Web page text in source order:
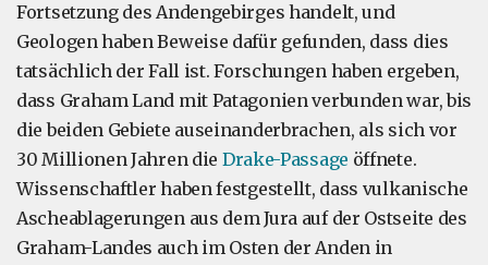
Fortsetzung des Andengebirges handelt, und
Geologen haben Beweise dafür gefunden, dass dies
tatsächlich der Fall ist. Forschungen haben ergeben,
dass Graham Land mit Patagonien verbunden war, bis
die beiden Gebiete auseinanderbrachen, als sich vor
30 Millionen Jahren die Drake-Passage öffnete.
Wissenschaftler haben festgestellt, dass vulkanische
Ascheablagerungen aus dem Jura auf der Ostseite des
Graham-Landes auch im Osten der Anden in